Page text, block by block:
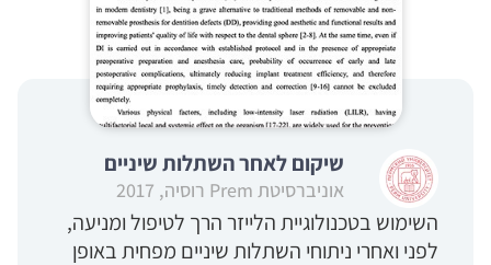
שיקום לאחר השתלות שיניים
אוניברסיטת Prem רוסיה, 2017
השימוש בטכנולוגיית הלייזר הרך לטיפול ומניעה,
לפני ואחרי ניתוחי השתלות שיניים מפחית באופן